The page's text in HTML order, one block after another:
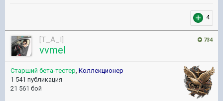
4
734
[T_A_I]
vvmel
Старший бета-тестер, Коллекционер
1 541 публикация
21 561 бой